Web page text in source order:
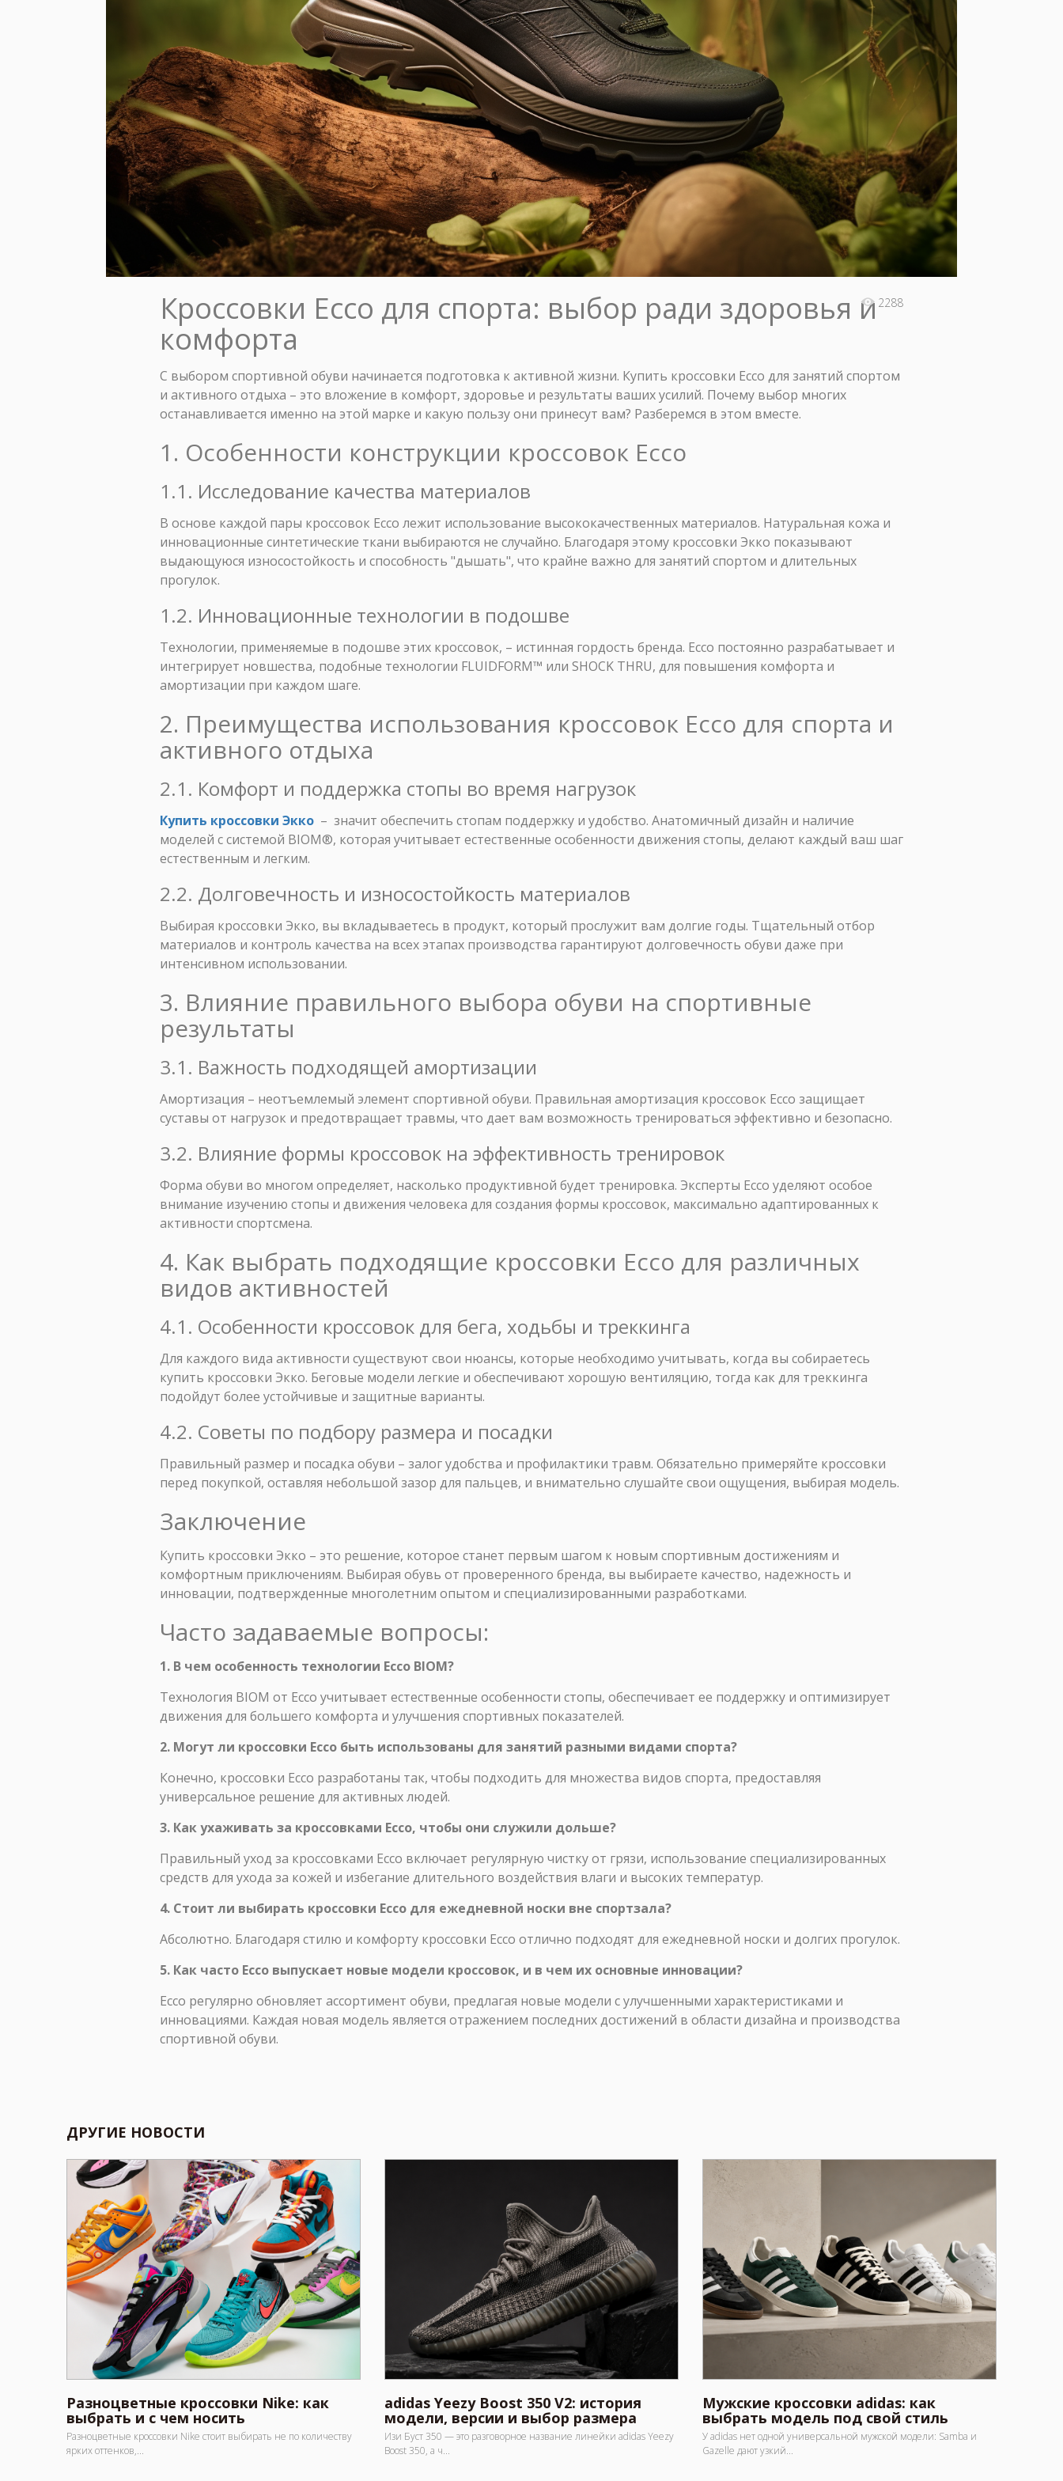
Кроссовки Ecco для спорта: выбор ради здоровья и
комфорта
2288
С выбором спортивной обуви начинается подготовка к активной жизни. Купить кроссовки Ecco для занятий спортом
и активного отдыха – это вложение в комфорт, здоровье и результаты ваших усилий. Почему выбор многих
останавливается именно на этой марке и какую пользу они принесут вам? Разберемся в этом вместе.
1. Особенности конструкции кроссовок Ecco
1.1. Исследование качества материалов
В основе каждой пары кроссовок Ecco лежит использование высококачественных материалов. Натуральная кожа и
инновационные синтетические ткани выбираются не случайно. Благодаря этому кроссовки Экко показывают
выдающуюся износостойкость и способность "дышать", что крайне важно для занятий спортом и длительных
прогулок.
1.2. Инновационные технологии в подошве
Технологии, применяемые в подошве этих кроссовок, – истинная гордость бренда. Ecco постоянно разрабатывает и
интегрирует новшества, подобные технологии FLUIDFORM™ или SHOCK THRU, для повышения комфорта и
амортизации при каждом шаге.
2. Преимущества использования кроссовок Ecco для спорта и
активного отдыха
2.1. Комфорт и поддержка стопы во время нагрузок
Купить кроссовки Экко – значит обеспечить стопам поддержку и удобство. Анатомичный дизайн и наличие
моделей с системой BIOM®, которая учитывает естественные особенности движения стопы, делают каждый ваш шаг
естественным и легким.
2.2. Долговечность и износостойкость материалов
Выбирая кроссовки Экко, вы вкладываетесь в продукт, который прослужит вам долгие годы. Тщательный отбор
материалов и контроль качества на всех этапах производства гарантируют долговечность обуви даже при
интенсивном использовании.
3. Влияние правильного выбора обуви на спортивные
результаты
3.1. Важность подходящей амортизации
Амортизация – неотъемлемый элемент спортивной обуви. Правильная амортизация кроссовок Ecco защищает
суставы от нагрузок и предотвращает травмы, что дает вам возможность тренироваться эффективно и безопасно.
3.2. Влияние формы кроссовок на эффективность тренировок
Форма обуви во многом определяет, насколько продуктивной будет тренировка. Эксперты Ecco уделяют особое
внимание изучению стопы и движения человека для создания формы кроссовок, максимально адаптированных к
активности спортсмена.
4. Как выбрать подходящие кроссовки Ecco для различных
видов активностей
4.1. Особенности кроссовок для бега, ходьбы и треккинга
Для каждого вида активности существуют свои нюансы, которые необходимо учитывать, когда вы собираетесь
купить кроссовки Экко. Беговые модели легкие и обеспечивают хорошую вентиляцию, тогда как для треккинга
подойдут более устойчивые и защитные варианты.
4.2. Советы по подбору размера и посадки
Правильный размер и посадка обуви – залог удобства и профилактики травм. Обязательно примеряйте кроссовки
перед покупкой, оставляя небольшой зазор для пальцев, и внимательно слушайте свои ощущения, выбирая модель.
Заключение
Купить кроссовки Экко – это решение, которое станет первым шагом к новым спортивным достижениям и
комфортным приключениям. Выбирая обувь от проверенного бренда, вы выбираете качество, надежность и
инновации, подтвержденные многолетним опытом и специализированными разработками.
Часто задаваемые вопросы:
1. В чем особенность технологии Ecco BIOM?
Технология BIOM от Ecco учитывает естественные особенности стопы, обеспечивает ее поддержку и оптимизирует
движения для большего комфорта и улучшения спортивных показателей.
2. Могут ли кроссовки Ecco быть использованы для занятий разными видами спорта?
Конечно, кроссовки Ecco разработаны так, чтобы подходить для множества видов спорта, предоставляя
универсальное решение для активных людей.
3. Как ухаживать за кроссовками Ecco, чтобы они служили дольше?
Правильный уход за кроссовками Ecco включает регулярную чистку от грязи, использование специализированных
средств для ухода за кожей и избегание длительного воздействия влаги и высоких температур.
4. Стоит ли выбирать кроссовки Ecco для ежедневной носки вне спортзала?
Абсолютно. Благодаря стилю и комфорту кроссовки Ecco отлично подходят для ежедневной носки и долгих прогулок.
5. Как часто Ecco выпускает новые модели кроссовок, и в чем их основные инновации?
Ecco регулярно обновляет ассортимент обуви, предлагая новые модели с улучшенными характеристиками и
инновациями. Каждая новая модель является отражением последних достижений в области дизайна и производства
спортивной обуви.
ДРУГИЕ НОВОСТИ
Разноцветные кроссовки Nike: как
выбрать и с чем носить
Разноцветные кроссовки Nike стоит выбирать не по количеству
ярких оттенков,...
adidas Yeezy Boost 350 V2: история
модели, версии и выбор размера
Изи Буст 350 — это разговорное название линейки adidas Yeezy
Boost 350, а ч...
Мужские кроссовки adidas: как
выбрать модель под свой стиль
У adidas нет одной универсальной мужской модели: Samba и
Gazelle дают узкий...